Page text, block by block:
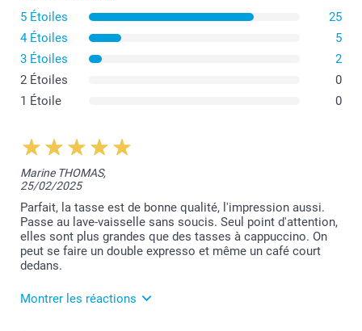
5 Étoiles
25
4 Étoiles
5
3 Étoiles
2
2 Étoiles
0
1 Étoile
0
Marine THOMAS,
25/02/2025
Parfait, la tasse est de bonne qualité, l'impression aussi.
Passe au lave-vaisselle sans soucis. Seul point d'attention,
elles sont plus grandes que des tasses à cappuccino. On
peut se faire un double expresso et même un café court
dedans.
Montrer les réactions